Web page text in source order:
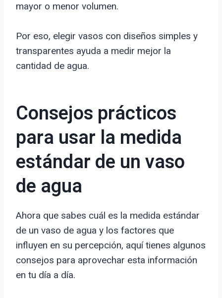
mayor o menor volumen.
Por eso, elegir vasos con diseños simples y
transparentes ayuda a medir mejor la
cantidad de agua.
Consejos prácticos
para usar la medida
estándar de un vaso
de agua
Ahora que sabes cuál es la medida estándar
de un vaso de agua y los factores que
influyen en su percepción, aquí tienes algunos
consejos para aprovechar esta información
en tu día a día.